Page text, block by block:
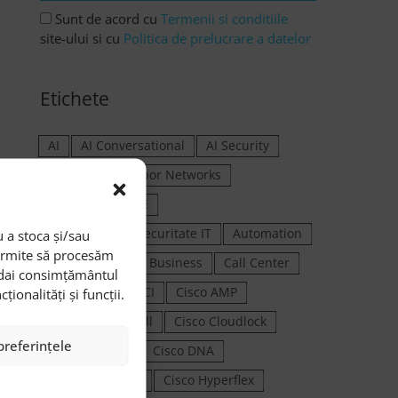
stoca și/sau
să procesăm
consimțământul
și funcții.
Sunt de acord cu Termenii si conditiile
site-ului si cu Politica de prelucrare a datelor
Etichete
AI AI Conversational
AI Security
Arbor Networks
Arhitectura SASE
Arhitectură de securitate IT
Automation
Automatizare
Business
Call Center
Cisco
Cisco ACI
Cisco AMP
Cisco ASA firewall
Cisco Cloudlock
Cisco Connect
Cisco DNA
Cisco Hyperflex